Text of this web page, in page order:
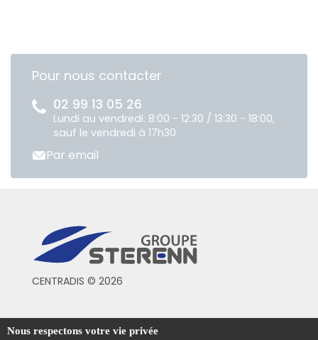
Pour nous contacter
02 99 13 05 26
Lundi au vendredi: 8:00 - 12:30 / 13:30 - 18:00,
sauf le vendredi à 17h30
Par email
CENTRADIS © 2026
Conditions générales de vente
Nous respectons votre vie privée